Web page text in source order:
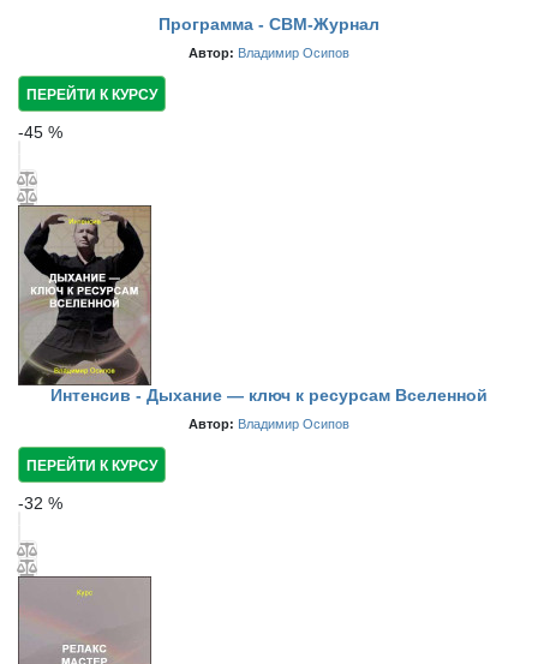
Программа - СВМ-Журнал
Автор: Владимир Осипов
ПЕРЕЙТИ К КУРСУ
-45 %
Интенсив - Дыхание — ключ к ресурсам Вселенной
Автор: Владимир Осипов
ПЕРЕЙТИ К КУРСУ
-32 %